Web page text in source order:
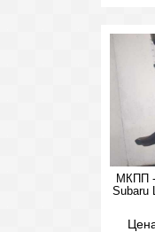
МКПП -
Subaru